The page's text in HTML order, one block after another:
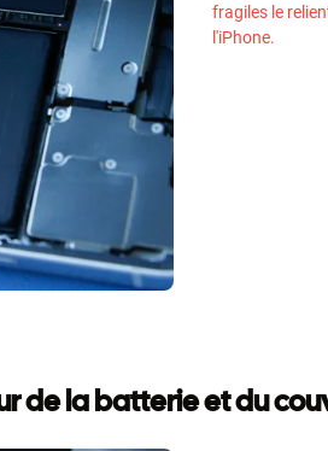
fragiles le
l'iPhone.
de la batterie et du